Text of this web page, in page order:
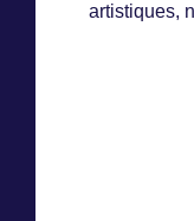
artistiques,